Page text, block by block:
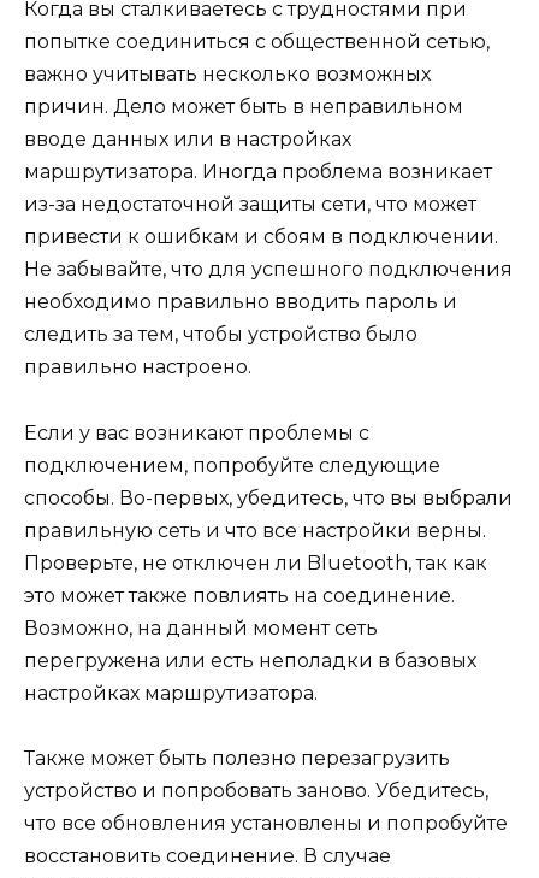
Когда вы сталкиваетесь с трудностями при
попытке соединиться с общественной сетью,
важно учитывать несколько возможных
причин. Дело может быть в неправильном
вводе данных или в настройках
маршрутизатора. Иногда проблема возникает
из-за недостаточной защиты сети, что может
привести к ошибкам и сбоям в подключении.
Не забывайте, что для успешного подключения
необходимо правильно вводить пароль и
следить за тем, чтобы устройство было
правильно настроено.
Если у вас возникают проблемы с
подключением, попробуйте следующие
способы. Во-первых, убедитесь, что вы выбрали
правильную сеть и что все настройки верны.
Проверьте, не отключен ли Bluetooth, так как
это может также повлиять на соединение.
Возможно, на данный момент сеть
перегружена или есть неполадки в базовых
настройках маршрутизатора.
Также может быть полезно перезагрузить
устройство и попробовать заново. Убедитесь,
что все обновления установлены и попробуйте
восстановить соединение. В случае